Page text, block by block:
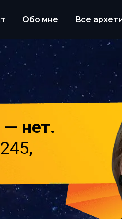
Обо мне Все
— нет.